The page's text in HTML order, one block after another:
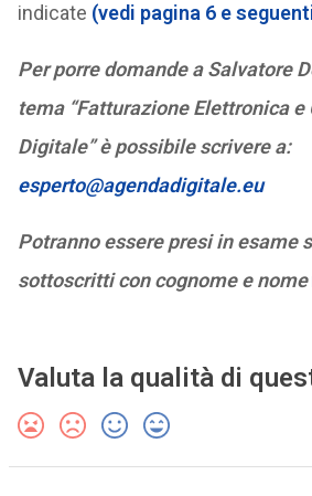
indicate (vedi pagina 6 e
Per porre domande a Salvatore
tema “Fatturazione Elettronica e
Digitale” è possibile scrivere a:
esperto@agendadigitale.eu
Potranno essere presi in esame
sottoscritti con cognome e nome
Valuta la qualità di